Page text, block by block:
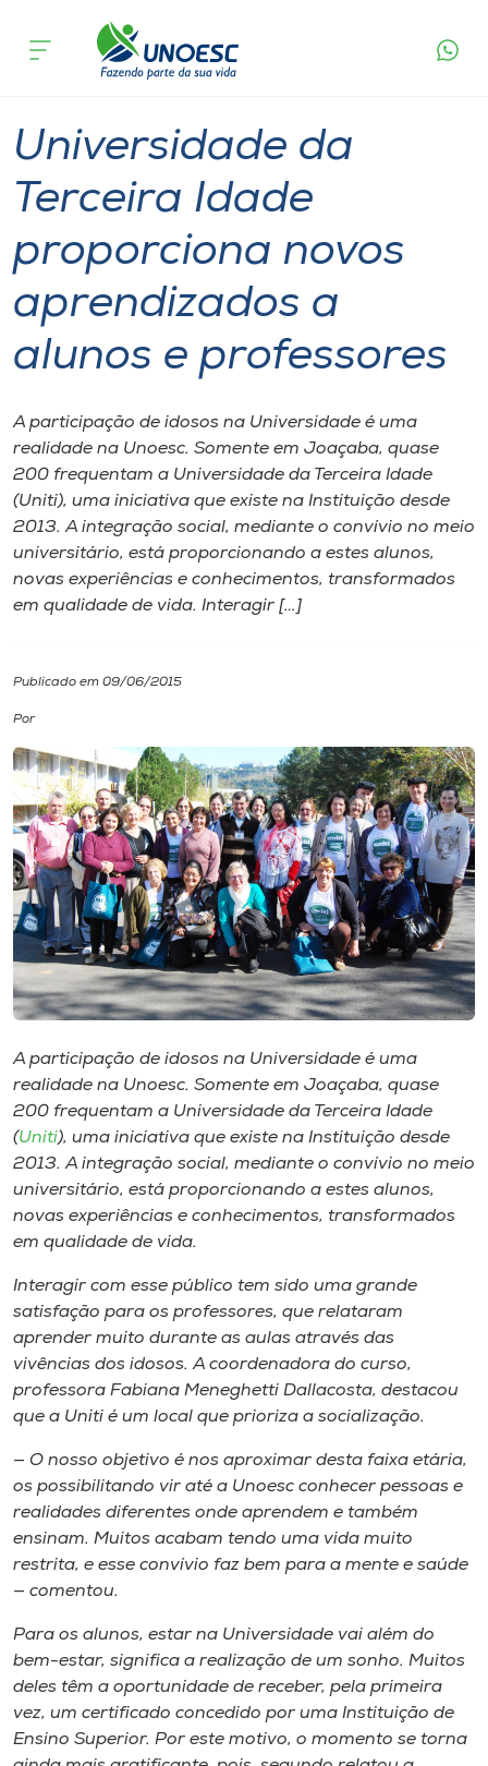
Cursos
Pesquisa
Atendimento ao Estudante
Portal de Ensino
Internacionalização
I.nova
Diplomados
Biblioteca
Editora
Rádio
Museu
Unoesc
Store
Selecione
acontece
Universidade da
Terceira Idade
proporciona novos
aprendizados a
alunos e professores
A participação de idosos na Universidade é uma
realidade na Unoesc. Somente em Joaçaba, quase
200 frequentam a Universidade da Terceira Idade
(Uniti), uma iniciativa que existe na Instituição desde
2013. A integração social, mediante o convívio no meio
universitário, está proporcionando a estes alunos,
novas experiências e conhecimentos, transformados
em qualidade de vida. Interagir […]
Publicado em 09/06/2015
Por
A participação de idosos na Universidade é uma
realidade na Unoesc. Somente em Joaçaba, quase
200 frequentam a Universidade da Terceira Idade
(Uniti), uma iniciativa que existe na Instituição desde
2013. A integração social, mediante o convívio no meio
universitário, está proporcionando a estes alunos,
novas experiências e conhecimentos, transformados
em qualidade de vida.
Interagir com esse público tem sido uma grande
satisfação para os professores, que relataram
aprender muito durante as aulas através das
vivências dos idosos. A coordenadora do curso,
professora Fabiana Meneghetti Dallacosta, destacou
que a Uniti é um local que prioriza a socialização.
— O nosso objetivo é nos aproximar desta faixa etária,
os possibilitando vir até a Unoesc conhecer pessoas e
realidades diferentes onde aprendem e também
ensinam. Muitos acabam tendo uma vida muito
restrita, e esse convívio faz bem para a mente e saúde
— comentou.
Para os alunos, estar na Universidade vai além do
bem-estar, significa a realização de um sonho. Muitos
deles têm a oportunidade de receber, pela primeira
vez, um certificado concedido por uma Instituição de
Ensino Superior. Por este motivo, o momento se torna